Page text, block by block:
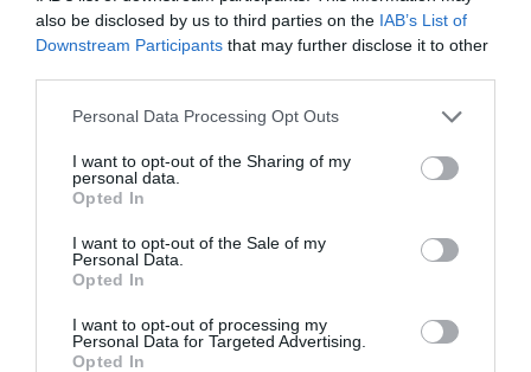
also be disclosed by us to third parties on the IAB’s List of
Downstream Participants that may further disclose it to other
Please note that this website/app uses one or more Google
not limited to your visit or usage behaviour. You may click to
grant or deny consent to Google and its third-party tags to
use your data for below specified purposes in below Google
consent section.
Personal Data Processing Opt Outs
I want to opt-out of the Sharing of my
personal data.
Opted In
I want to opt-out of the Sale of my
Personal Data.
Opted In
I want to opt-out of processing my
Personal Data for Targeted Advertising.
Opted In